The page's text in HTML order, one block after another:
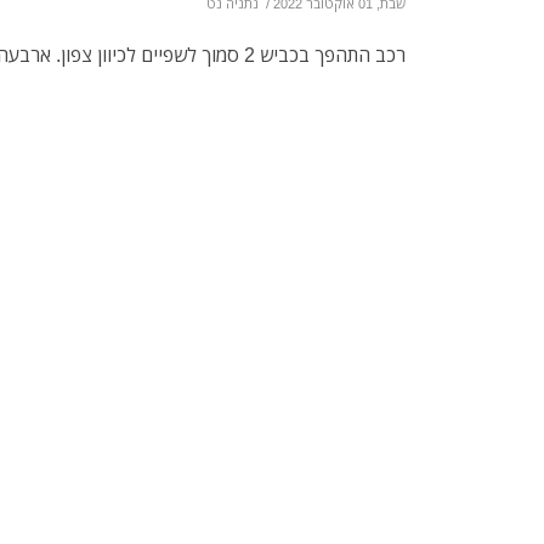
רכב התהפך בכביש 2 סמוך לשפיים לכיוון צפון. ארבעה פצועים קל בתאונה